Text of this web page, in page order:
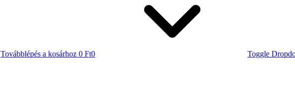
Továbblépés a kosárhoz 0 Ft0
Toggle